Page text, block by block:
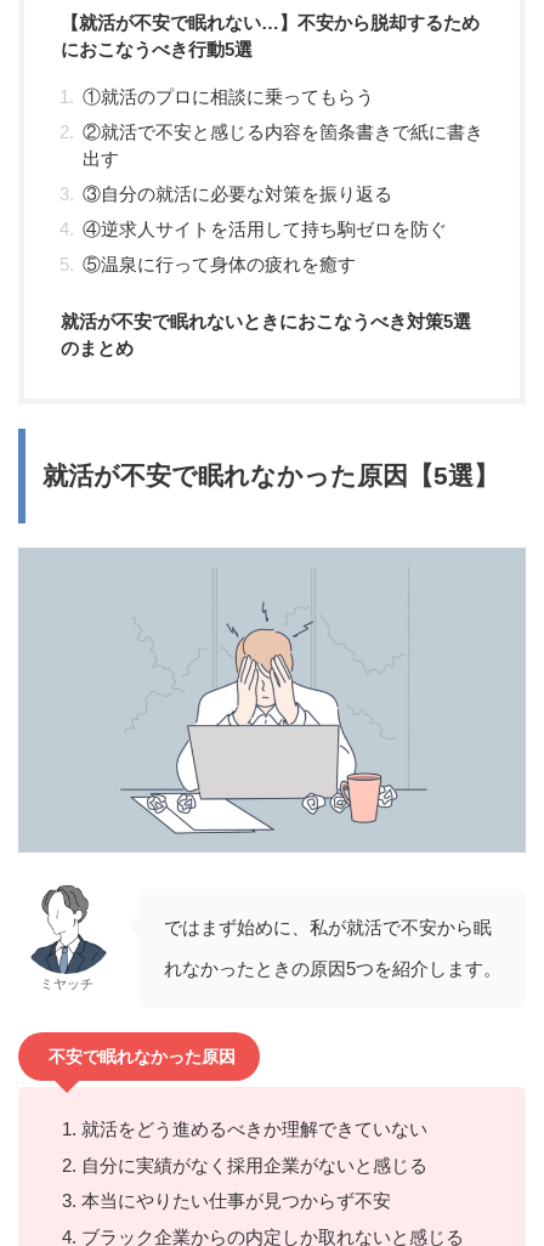
【就活が不安で眠れない…】不安から脱却するため
におこなうべき行動5選
①就活のプロに相談に乗ってもらう
②就活で不安と感じる内容を箇条書きで紙に書き
出す
③自分の就活に必要な対策を振り返る
④逆求人サイトを活用して持ち駒ゼロを防ぐ
⑤温泉に行って身体の疲れを癒す
就活が不安で眠れないときにおこなうべき対策5選
のまとめ
就活が不安で眠れなかった原因【5選】
ミヤッチ
ではまず始めに、私が就活で不安から眠
れなかったときの原因5つを紹介します。
不安で眠れなかった原因
就活をどう進めるべきか理解できていない
自分に実績がなく採用企業がないと感じる
本当にやりたい仕事が見つからず不安
ブラック企業からの内定しか取れないと感じる